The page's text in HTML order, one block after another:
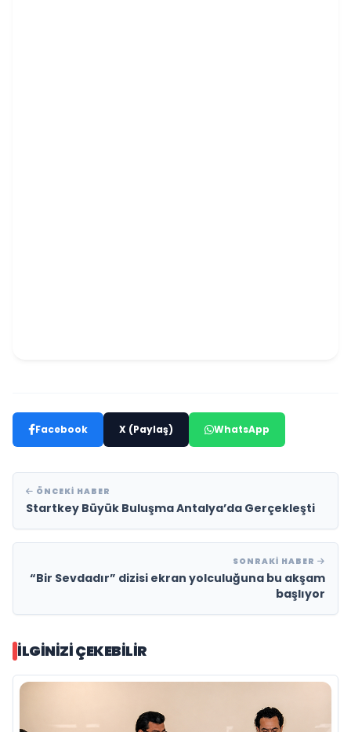
Facebook X (Paylaş) WhatsApp
ÖNCEKI HABER
Startkey Büyük Buluşma Antalya’da Gerçekleşti
SONRAKI HABER
“Bir Sevdadır” dizisi ekran yolculuğuna bu akşam
başlıyor
İLGINIZI ÇEKEBILIR